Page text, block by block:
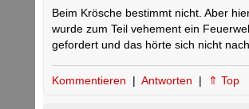
Beim Krösche bestimmt nicht. Aber
wurde zum Teil vehement ein
gefordert und das hörte sich nicht
Kommentieren | Antworten | ⇑ Top